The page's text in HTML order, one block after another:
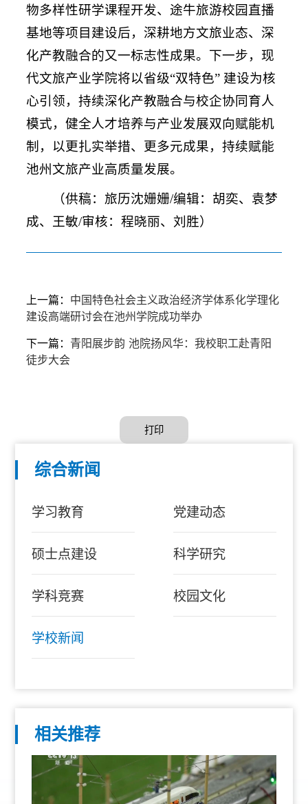
物多样性研学课程开发、途牛旅游校园直播
基地等项目建设后，深耕地方文旅业态、深
化产教融合的又一标志性成果。下一步，现
代文旅产业学院将以省级“双特色” 建设为核
心引领，持续深化产教融合与校企协同育人
模式，健全人才培养与产业发展双向赋能机
制，以更扎实举措、更多元成果，持续赋能
池州文旅产业高质量发展。
（供稿：旅历沈姗姗/编辑：胡奕、袁梦
成、王敏/审核：程晓丽、刘胜）
上一篇： 中国特色社会主义政治经济学体系化学理化
建设高端研讨会在池州学院成功举办
下一篇： 青阳展步韵 池院扬风华：我校职工赴青阳
徒步大会
打印
综合新闻
学习教育 党建动态
硕士点建设 科学研究
学科竞赛 校园文化
学校新闻
相关推荐